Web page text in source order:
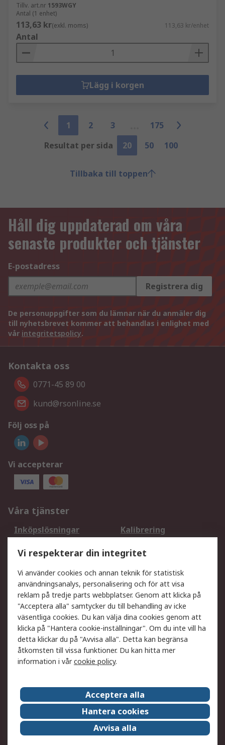
Tillv. art.nr 1593WGY
Antal (1 enhet)
113,63 kr(exkl. moms) 113,63 kr/enhet
Antal
Lägg i korgen
1 2 3
175
Resultat per sida
20 50 100
Tillbaka till toppen
Håll dig uppdaterad om våra
senaste produkter och tjänster
E-postadress
Registrera dig
De personuppgifter som du lämnar när du anmäler dig
till nyhetsbrevet kommer att behandlas i enlighet med
vår integritetspolicy.
Kontakta oss
0771-45 89 00
kund@rsonline.se
Följ oss på
Vi accepterar
Våra tjänster
Inköpslösningar
Kalibrering
DesignSpark
Teknisk Support
Ditt lokala säljteam
Exportlösningar
Support
Få hjälp
Retur av varor
Leverans
Spåra din order
Begär en fakturakopi
Fördelar med RS-konto
Betalningsalternativ
Om RS
Försäljningsvillkor
Det juridiska
Press Centre
Jobba hos RS
ESG
Vi respekterar din integritet
Vi använder cookies och annan teknik för statistisk
användningsanalys, personalisering och för att visa
reklam på tredje parts webbplatser. Genom att klicka på
"Acceptera alla" samtycker du till behandling av icke
väsentliga cookies. Du kan välja dina cookies genom att
klicka på "Hantera cookie-inställningar". Om du inte vill ha
detta klickar du på "Avvisa alla". Detta kan begränsa
åtkomsten till vissa funktioner. Du kan hitta mer
information i vårcookie policy.
Acceptera alla
Hantera cookies
Avvisa alla